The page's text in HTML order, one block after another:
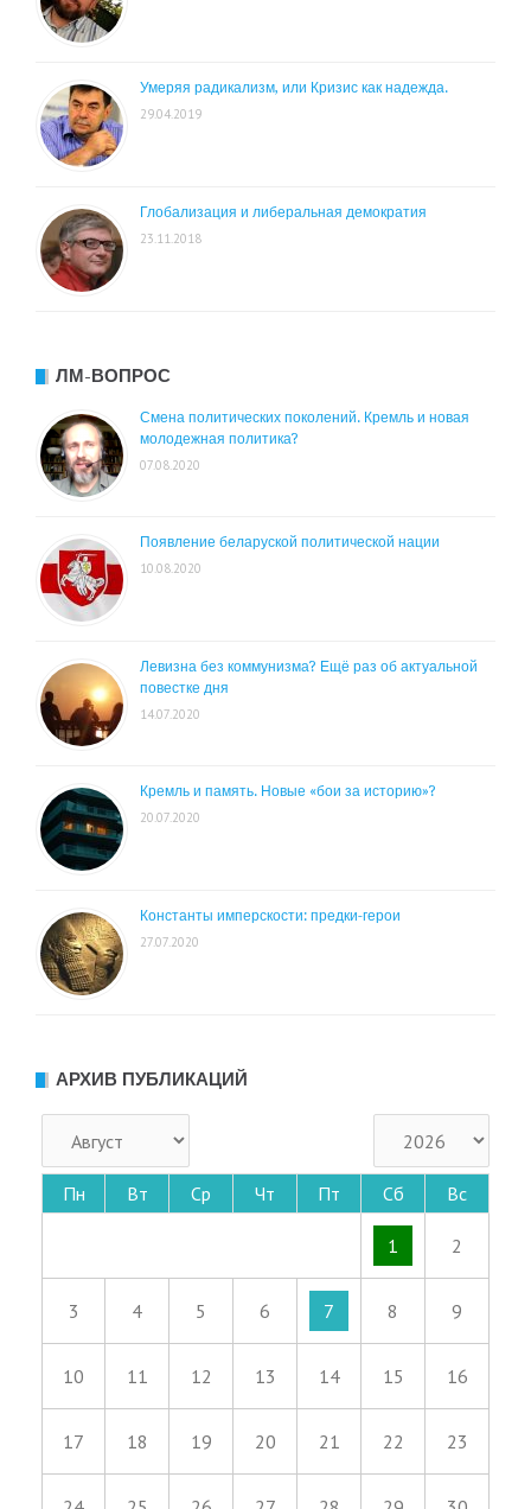
Умеряя радикализм, или Кризис как надежда.
29.04.2019
Глобализация и либеральная демократия
23.11.2018
ЛМ-ВОПРОС
Смена политических поколений. Кремль и новая
молодежная политика?
07.08.2020
Появление беларуской политической нации
10.08.2020
Левизна без коммунизма? Ещё раз об актуальной
повестке дня
14.07.2020
Кремль и память. Новые «бои за историю»?
20.07.2020
Константы имперскости: предки-герои
27.07.2020
АРХИВ ПУБЛИКАЦИЙ
Пн Вт Ср Чт Пт Сб Вс
1 2
3 4 5 6 7 8 9
10 11 12 13 14 15 16
17 18 19 20 21 22 23